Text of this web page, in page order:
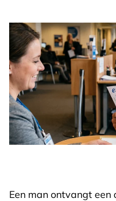
Een man ontvangt